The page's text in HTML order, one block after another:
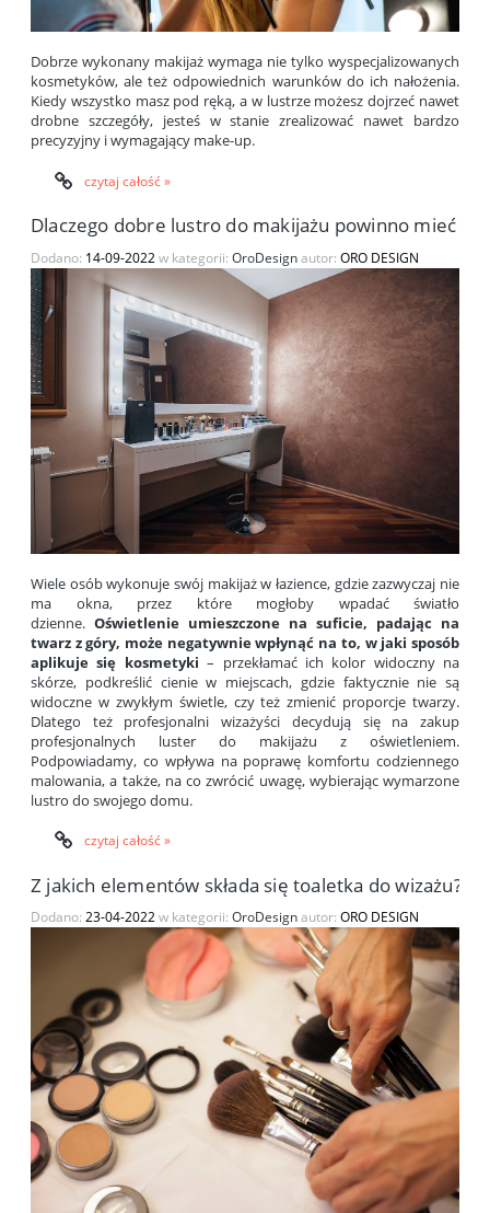
Dobrze wykonany makijaż wymaga nie tylko wyspecjalizowanych
kosmetyków, ale też odpowiednich warunków do ich nałożenia.
Kiedy wszystko masz pod ręką, a w lustrze możesz dojrzeć nawet
drobne szczegóły, jesteś w stanie zrealizować nawet bardzo
precyzyjny i wymagający make-up.
czytaj całość »
Dlaczego dobre lustro do makijażu powinno mieć
Dodano: 14-09-2022w kategorii: OroDesignautor: ORO DESIGN
Wiele osób wykonuje swój makijaż w łazience, gdzie zazwyczaj nie
ma okna, przez które mogłoby wpadać światło
dzienne. Oświetlenie umieszczone na suficie, padając na
twarz z góry, może negatywnie wpłynąć na to, w jaki sposób
aplikuje się kosmetyki – przekłamać ich kolor widoczny na
skórze, podkreślić cienie w miejscach, gdzie faktycznie nie są
widoczne w zwykłym świetle, czy też zmienić proporcje twarzy.
Dlatego też profesjonalni wizażyści decydują się na zakup
profesjonalnych luster do makijażu z oświetleniem.
Podpowiadamy, co wpływa na poprawę komfortu codziennego
malowania, a także, na co zwrócić uwagę, wybierając wymarzone
lustro do swojego domu.
czytaj całość »
Z jakich elementów składa się toaletka do wizażu?
Dodano: 23-04-2022w kategorii: OroDesignautor: ORO DESIGN